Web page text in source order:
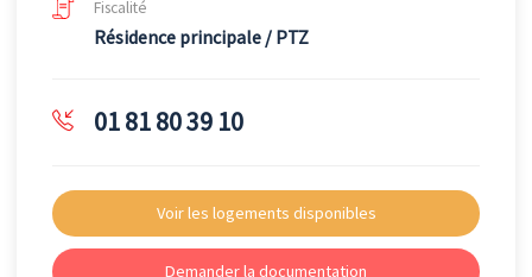
Fiscalité
Résidence principale / PTZ
01 81 80 39 10
Voir les logements disponibles
Demander la documentation